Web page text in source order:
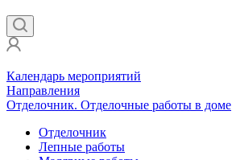
Календарь мероприятий
Направления
Отделочник. Отделочные работы в доме
Отделочник
Лепные работы